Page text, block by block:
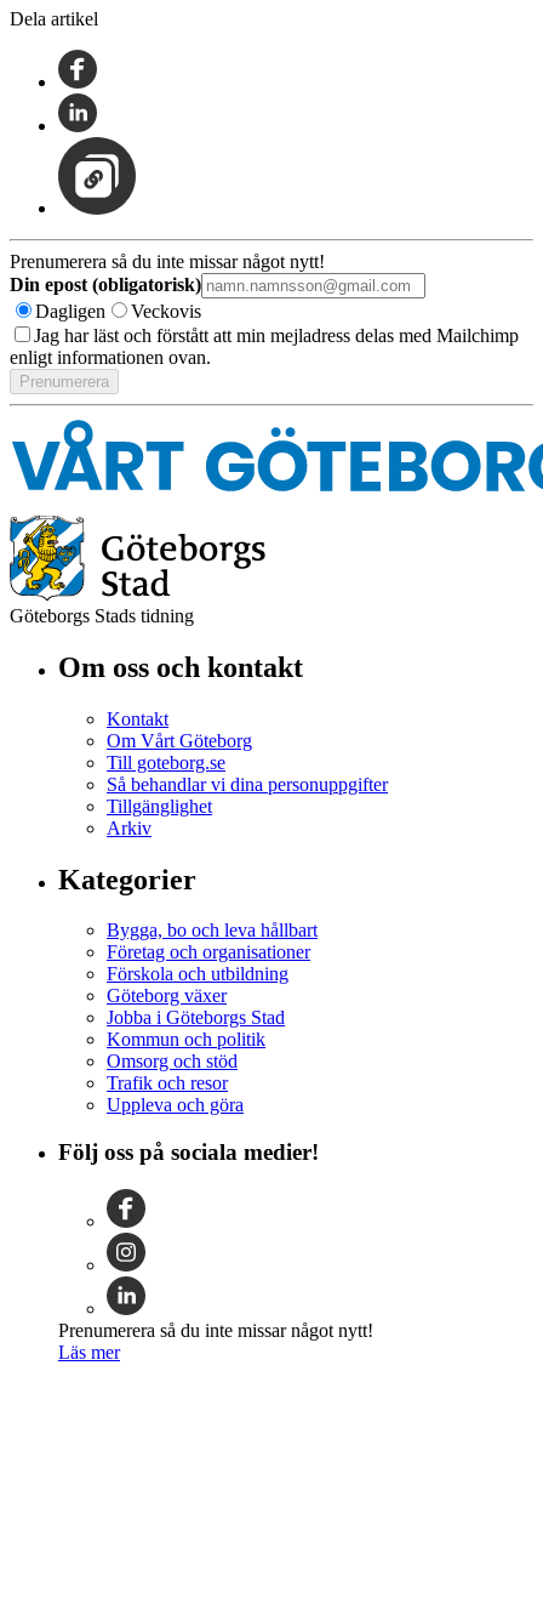
Dela artikel
Prenumerera så du inte missar något nytt!
Din epost (obligatorisk)
Dagligen
Veckovis
Jag har läst och förstått att min mejladress delas med Mailchimp
enligt informationen ovan.
Göteborgs Stads tidning
Om oss och kontakt
Kontakt
Om Vårt Göteborg
Till goteborg.se
Så behandlar vi dina personuppgifter
Tillgänglighet
Arkiv
Kategorier
Bygga, bo och leva hållbart
Företag och organisationer
Förskola och utbildning
Göteborg växer
Jobba i Göteborgs Stad
Kommun och politik
Omsorg och stöd
Trafik och resor
Uppleva och göra
Följ oss på sociala medier!
Prenumerera så du inte missar något nytt!
Läs mer